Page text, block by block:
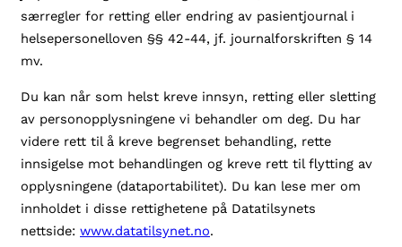
særregler for retting eller endring av pasientjournal i
helsepersonelloven §§ 42-44, jf. journalforskriften § 14
mv.
Du kan når som helst kreve innsyn, retting eller sletting
av personopplysningene vi behandler om deg. Du har
videre rett til å kreve begrenset behandling, rette
innsigelse mot behandlingen og kreve rett til flytting av
opplysningene (dataportabilitet). Du kan lese mer om
innholdet i disse rettighetene på Datatilsynets
nettside: www.datatilsynet.no.